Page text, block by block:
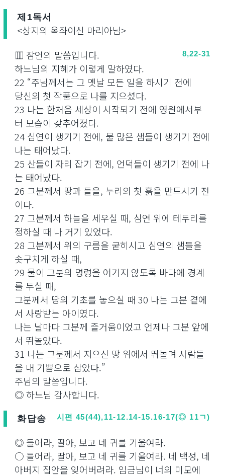
제1독서
<상지의 옥좌이신 마리아님>
▥ 잠언의 말씀입니다.
8,22-31
하느님의 지혜가 이렇게 말하였다.
22 “주님께서는 그 옛날 모든 일을 하시기 전에
당신의 첫 작품으로 나를 지으셨다.
23 나는 한처음 세상이 시작되기 전에 영원에서부
터 모습이 갖추어졌다.
24 심연이 생기기 전에, 물 많은 샘들이 생기기 전에
나는 태어났다.
25 산들이 자리 잡기 전에, 언덕들이 생기기 전에 나
는 태어났다.
26 그분께서 땅과 들을, 누리의 첫 흙을 만드시기 전
이다.
27 그분께서 하늘을 세우실 때, 심연 위에 테두리를
정하실 때 나 거기 있었다.
28 그분께서 위의 구름을 굳히시고 심연의 샘들을
솟구치게 하실 때,
29 물이 그분의 명령을 어기지 않도록 바다에 경계
를 두실 때,
그분께서 땅의 기초를 놓으실 때 30 나는 그분 곁에
서 사랑받는 아이였다.
나는 날마다 그분께 즐거움이었고 언제나 그분 앞에
서 뛰놀았다.
31 나는 그분께서 지으신 땅 위에서 뛰놀며 사람들
을 내 기쁨으로 삼았다.”
주님의 말씀입니다.
◎ 하느님 감사합니다.
화답송 시편 45(44),11-12.14-15.16-17(◎ 11ㄱ)
◎ 들어라, 딸아, 보고 네 귀를 기울여라.
○ 들어라, 딸아, 보고 네 귀를 기울여라. 네 백성, 네
아버지 집안을 잊어버려라. 임금님이 너의 미모에